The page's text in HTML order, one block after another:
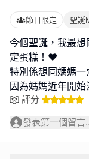
節日限定 聖誕
今個聖誕，我最
定蛋糕！❤️
特別係想同媽媽
因為媽媽近年開
評分
發表第一個留言